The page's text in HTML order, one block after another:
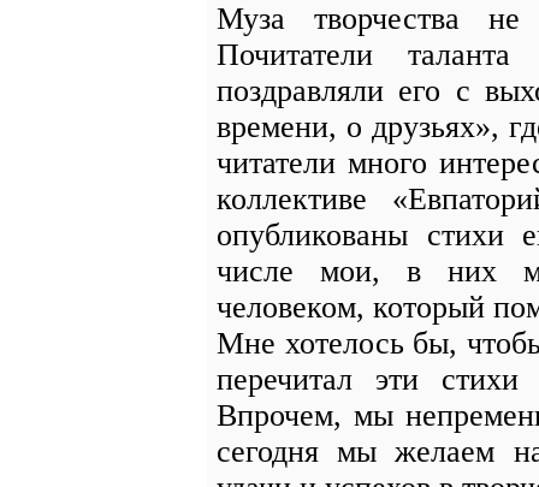
Муза творчества
Почитатели
поздравляли его с
времени, о друзьях»,
читатели много
коллективе
опубликованы стихи
числе мои, в них
человеком, который
Мне хотелось бы,
перечитал эти
Впрочем, мы
сегодня мы желаем